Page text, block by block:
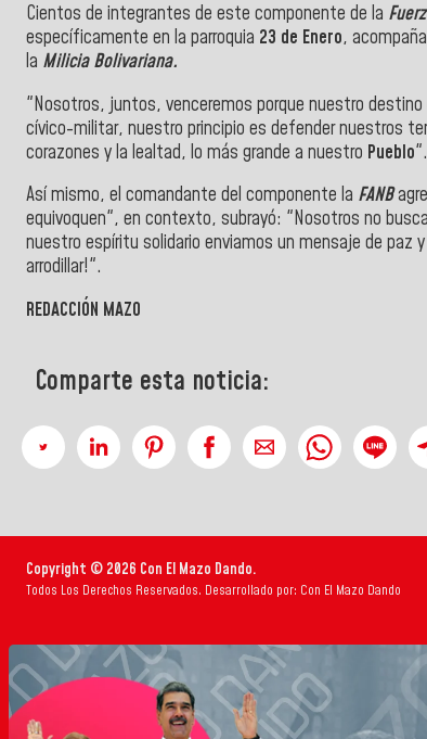
Cientos de integrantes de este componente de la
específicamente en la parroquia 23 de Enero,
la Milicia Bolivariana.
"Nosotros, juntos, venceremos porque nuestro
cívico-militar, nuestro principio es defender nuestros
corazones y la lealtad, lo más grande a nuestro Pueblo".
Así mismo, el comandante del componente la FANB
equivoquen", en contexto, subrayó: "Nosotros no
nuestro espíritu solidario enviamos un mensaje de paz
arrodillar!".
REDACCIÓN MAZO
Comparte esta noticia:
Copyright © 2026 Con El Mazo Dando.
Todos Los Derechos Reservados. Desarrollado por: Con El Mazo Dando